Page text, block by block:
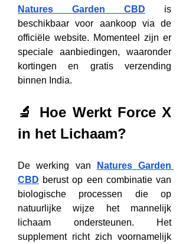
Natures Garden CBD is
beschikbaar voor aankoop via de
officiële website. Momenteel zijn er
speciale aanbiedingen, waaronder
kortingen en gratis verzending
binnen India.
🔬 Hoe Werkt Force X
in het Lichaam?
De werking van
Natures Garden
CBD berust op een combinatie van
biologische processen die op
natuurlijke wijze het mannelijk
lichaam ondersteunen. Het
supplement richt zich voornamelijk